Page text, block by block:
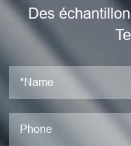
Des